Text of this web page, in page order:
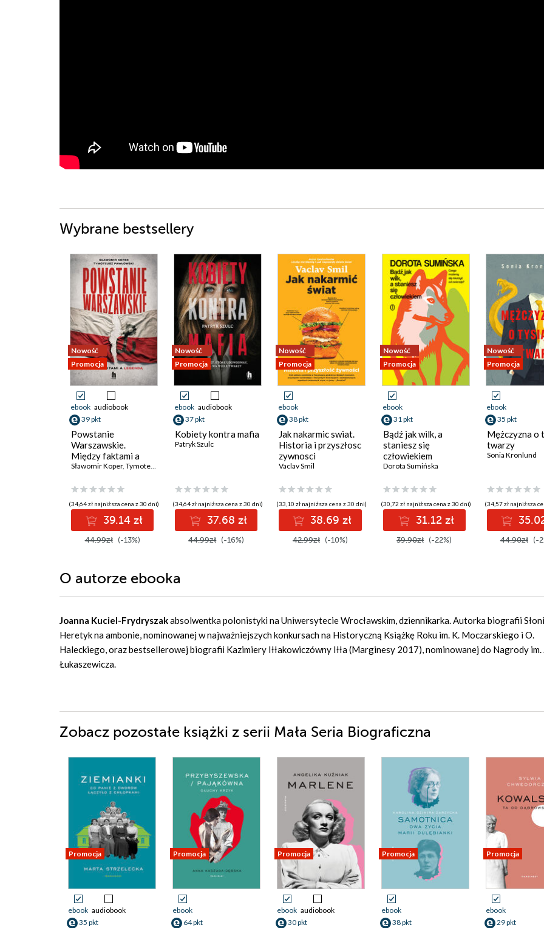
Wybrane bestsellery
Nowość
Promocja
ebook audiobook
39 pkt
Powstanie
Warszawskie.
Między faktami a
legendą
Sławomir Koper, Tymoteusz Pawłowski
(34,64 zł najniższa cena z 30 dni)
39.14 zł
44.99zł (-13%)
Nowość
Promocja
ebook audiobook
37 pkt
Kobiety kontra mafia
Patryk Szulc
(34,64 zł najniższa cena z 30 dni)
37.68 zł
44.99zł (-16%)
Nowość
Promocja
ebook
38 pkt
Jak nakarmic swiat.
Historia i przyszłosc
zywnosci
Vaclav Smil
(33,10 zł najniższa cena z 30 dni)
38.69 zł
42.99zł (-10%)
Nowość
Promocja
ebook
31 pkt
Bądź jak wilk, a
staniesz się
człowiekiem
Dorota Sumińska
(30,72 zł najniższa cena z 30 dni)
31.12 zł
39.90zł (-22%)
Nowość
Promocja
ebook
35 pkt
Mężczyzna o
twarzy
Sonia Kronlund
(34,57 zł najniższa
44.90zł (-
O autorze ebooka
Joanna Kuciel-Frydryszakabsolwentka polonistyki na Uniwersytecie Wrocławskim, dziennikarka. Autorka biografii
Heretyk na ambonie, nominowanej w najważniejszych konkursach na Historyczną Książkę Roku im. K. Moczarskiego i O.
Haleckiego, oraz bestsellerowej biografii Kazimiery Iłłakowiczówny Iłła (Marginesy 2017), nominowanej do Nagrody im.
Łukaszewicza.
Zobacz pozostałe książki z serii Mała Seria Biograficzna
Promocja
ebook audiobook
35 pkt
Promocja
ebook
64 pkt
Promocja
ebook audiobook
30 pkt
Promocja
ebook
38 pkt
Promocja
ebook
29 pkt